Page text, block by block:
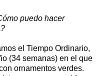
puedo hacer
el Tiempo Ordinario,
(34 semanas) en el que
ornamentos verdes.